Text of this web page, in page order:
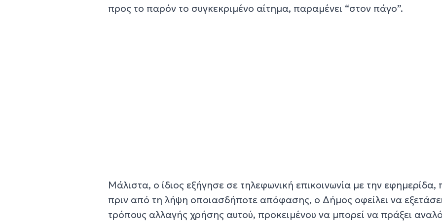
προς το παρόν το συγκεκριμένο αίτημα, παραμένει “στον πάγο”.
Μάλιστα, ο ίδιος εξήγησε σε τηλεφωνική επικοινωνία με την εφημερίδα,
πριν από τη λήψη οποιασδήποτε απόφασης, ο Δήμος οφείλει να
τρόπους αλλαγής χρήσης αυτού, προκειμένου να μπορεί να πράξει